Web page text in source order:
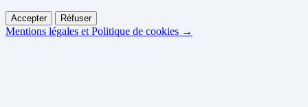
Accepter Réfuser
Mentions légales et Politique de cookies →